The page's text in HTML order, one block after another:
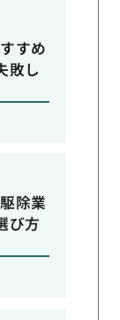
すめ
敗し
除業
び方